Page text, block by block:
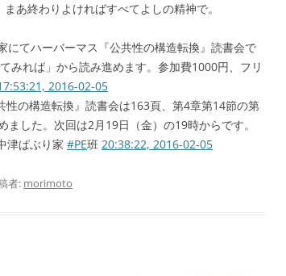
あ終わりよければすべてよしの精神で。
にてハーバーマス『公共性の構造転換』読書会で
みれば」から読み進めます。参加費1000円、フリ
2016-02-05
の構造転換』読書会は163頁、第4章第14節の第
した。次回は2月19日（金）の19時からです。
津ぱぶり家 #PE班 20:38:22, 2016-02-05
者: morimoto